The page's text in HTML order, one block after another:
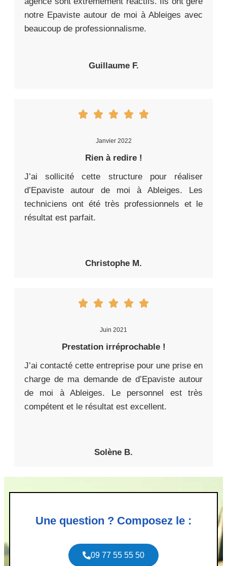
notre Epaviste autour de moi à Ableiges avec
beaucoup de professionnalisme.
Guillaume F.
Janvier 2022
Rien à redire !
J’ai sollicité cette structure pour réaliser
d’Epaviste autour de moi à Ableiges. Les
techniciens ont été très professionnels et le
résultat est parfait.
Christophe M.
Juin 2021
Prestation irréprochable !
J’ai contacté cette entreprise pour une prise en
charge de ma demande de d’Epaviste autour
de moi à Ableiges. Le personnel est très
compétent et le résultat est excellent.
Solène B.
Une question ? Composez le :
09 77 55 55 50